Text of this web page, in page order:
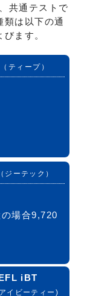
共通テストで
類は以下の通
ます。
（ティープ）
（ジーテック）
場合9,720
iBT
イビーティー)